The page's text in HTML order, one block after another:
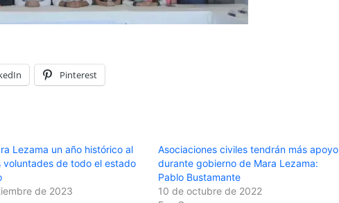
Pinterest
Lezama un año histórico al
voluntades de todo el estado
de 2023
Asociaciones civiles tendrán más apoyo
durante gobierno de Mara Lezama:
Pablo Bustamante
10 de octubre de 2022